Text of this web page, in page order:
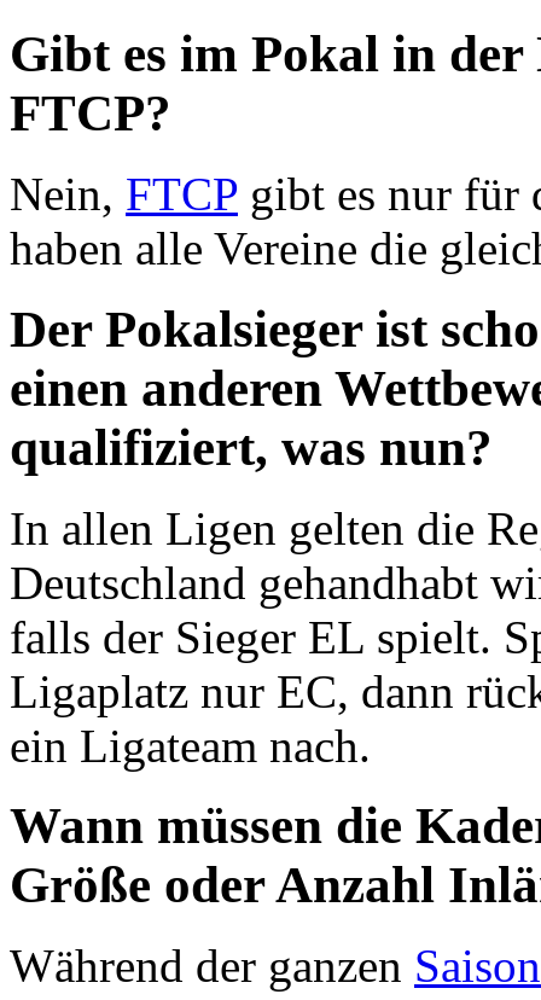
Gibt es im Pokal in der
FTCP?
Nein, FTCP gibt es nur für
haben alle Vereine die
Der Pokalsieger ist
einen anderen
qualifiziert, was nun?
In allen Ligen gelten die
Deutschland gehandhabt
falls der Sieger EL spielt.
Ligaplatz nur EC, dann
ein Ligateam nach.
Wann müssen die
Größe oder Anzahl
Während der ganzen Saison